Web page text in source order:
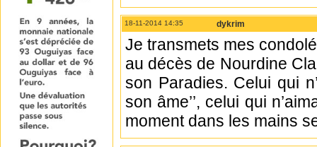
18-11-2014 14:35 dykrim
Je transmets mes
au décès de Nourdine
son Paradies. Celui qui
son âme’’, celui qui
moment dans les mains